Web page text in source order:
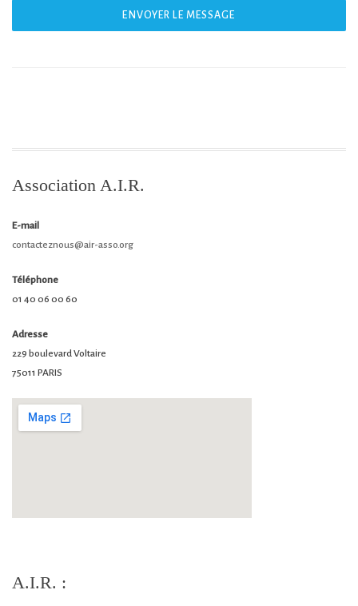
ENVOYER LE MESSAGE
Association A.I.R.
E-mail
contacteznous@air-asso.org
Téléphone
01 40 06 00 60
Adresse
229 boulevard Voltaire
75011 PARIS
A.I.R. :